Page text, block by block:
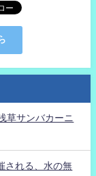
草サンバカーニ
される、水の無